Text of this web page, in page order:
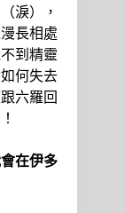
淚），
長相處
到精靈
何失去
六羅回
在伊多